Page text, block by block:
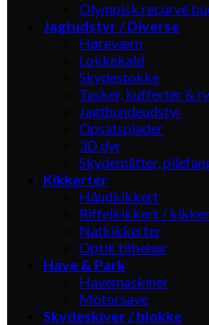
Olympisk recurve
Jagtudstyr / Diverse
Høreværn
Lokkekald
Skydestokke
Tasker, kufferter &
Jagthundeudstyr
Opsatsplader
3D dyr
Skydemåtter,
Kikkerter
Håndkikkert
Riffelkikkert /
Natkikkerter
Optik tilbehør
Have & Park
Havemaskiner
Motorsave
Skydeskiver / blokke